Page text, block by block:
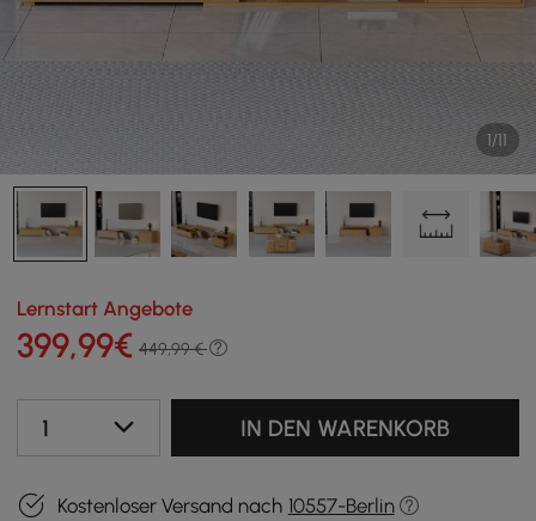
1/11
Lernstart Angebote
399,99€ 449,99 €
1 IN DEN WARENKORB
Kostenloser Versand nach 10557-Berlin